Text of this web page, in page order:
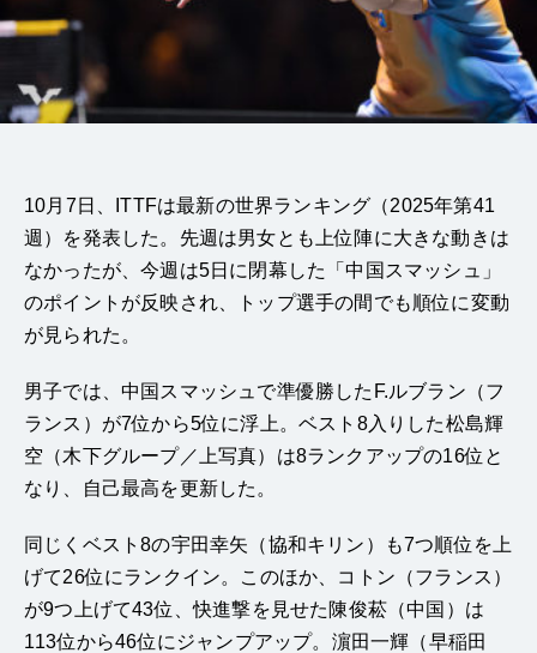
10月7日、ITTFは最新の世界ランキング（2025年第41
週）を発表した。先週は男女とも上位陣に大きな動きは
なかったが、今週は5日に閉幕した「中国スマッシュ」
のポイントが反映され、トップ選手の間でも順位に変動
が見られた。
男子では、中国スマッシュで準優勝したF.ルブラン（フ
ランス）が7位から5位に浮上。ベスト8入りした松島輝
空（木下グループ／上写真）は8ランクアップの16位と
なり、自己最高を更新した。
同じくベスト8の宇田幸矢（協和キリン）も7つ順位を上
げて26位にランクイン。このほか、コトン（フランス）
が9つ上げて43位、快進撃を見せた陳俊菘（中国）は
113位から46位にジャンプアップ。濵田一輝（早稲田